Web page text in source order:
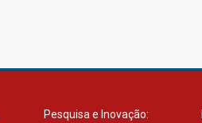
Pesquisa e Inovação: